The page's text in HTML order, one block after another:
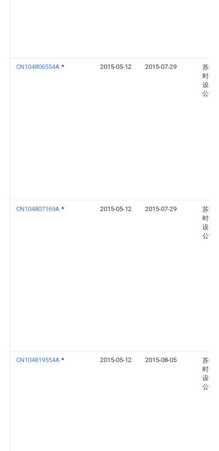
CN104806554A * 2015-05-12 2015-07-29
苏州
时代
设备
公司
CN104807169A * 2015-05-12 2015-07-29
苏州
时代
设备
公司
CN104819554A * 2015-05-12 2015-08-05
苏州
时代
设备
公司